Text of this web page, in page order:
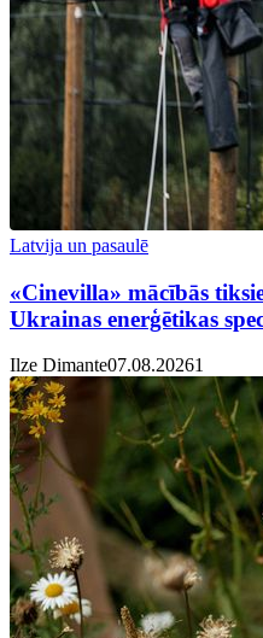
Latvija un pasaulē
«Cinevilla» mācībās
Ukrainas enerģētikas
Ilze Dimante07.08.20261